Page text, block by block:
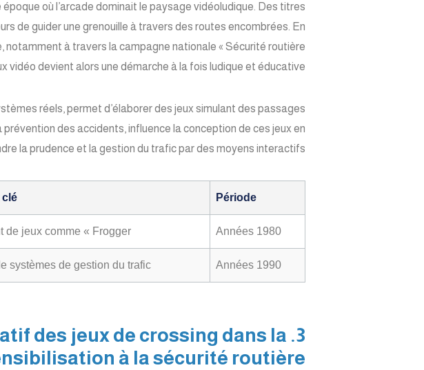
où l’arcade dominait le paysage vidéoludique. Des titres
de guider une grenouille à travers des routes encombrées. En
à travers la campagne nationale « Sécurité routière
vidéo devient alors une démarche à la fois ludique et éducative.
réels, permet d’élaborer des jeux simulant des passages
des accidents, influence la conception de ces jeux en
la prudence et la gestion du trafic par des moyens interactifs.
Période
clé
Années 1980
de jeux comme « Frogger »
Années 1990
systèmes de gestion du trafic
des jeux de crossing dans la
à la sécurité routière